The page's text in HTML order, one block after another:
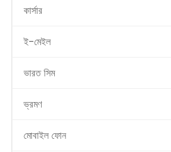
কার্সার
ই-মেইল
ভারত সিম
ভ্রমণ
মোবাইল ফোন